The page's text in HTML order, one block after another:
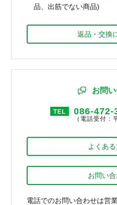
品、出筋でない商品)
返品・交換
お問
TEL 086-472-
（電話受付：
よくあ
お問い
電話でのお問い合わせは営